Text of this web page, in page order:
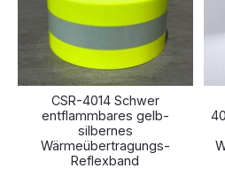
CSR-4014 Schwer
entflammbares gelb-
silbernes
Wärmeübertragungs-
Reflexband